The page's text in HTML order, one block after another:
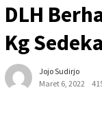
DLH
Kg
Jojo Sudirjo
Maret 6, 2022